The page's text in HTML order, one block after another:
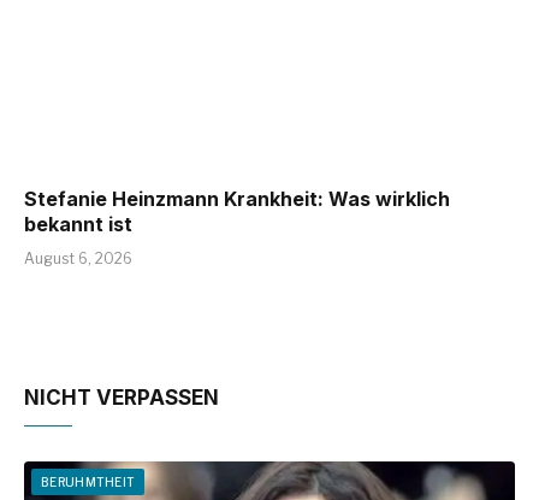
Stefanie Heinzmann Krankheit: Was wirklich
bekannt ist
August 6, 2026
NICHT VERPASSEN
BERUHMTHEIT